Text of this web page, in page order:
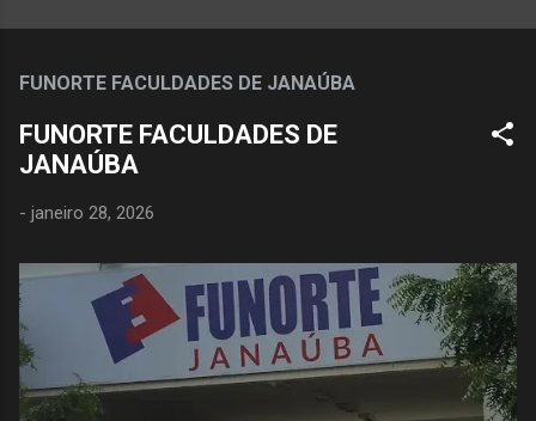
FUNORTE FACULDADES DE JANAÚBA
FUNORTE FACULDADES DE
JANAÚBA
- janeiro 28, 2026